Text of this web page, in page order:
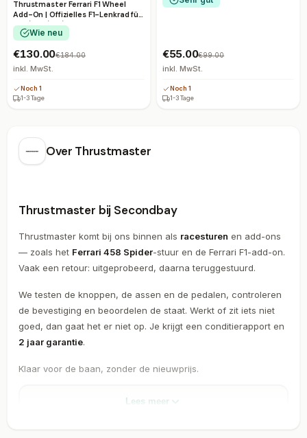
Thrustmaster Ferrari F1 Wheel
Add-On | Offizielles F1-Lenkrad für
PS5/PS4/PC/Xbox
Wie neu
€130.00€184.00
inkl. MwSt.
Noch 1
1-3 Tage
€55.00€99.00
inkl. MwSt.
Noch 1
1-3 Tage
Over Thrustmaster
Thrustmaster bij Secondbay
Thrustmaster komt bij ons binnen als racesturen en add-ons
— zoals het Ferrari 458 Spider-stuur en de Ferrari F1-add-on.
Vaak een retour: uitgeprobeerd, daarna teruggestuurd.
We testen de knoppen, de assen en de pedalen, controleren
de bevestiging en beoordelen de staat. Werkt of zit iets niet
goed, dan gaat het er niet op. Je krijgt een conditierapport en
2 jaar garantie.
Klaar voor de baan, zonder de nieuwprijs.
Lees meer